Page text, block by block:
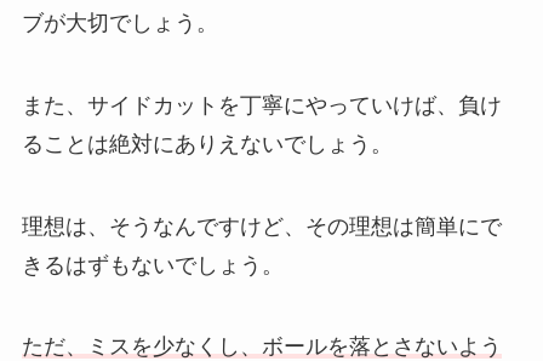
ブが大切でしょう。
また、サイドカットを丁寧にやっていけば、負け
ることは絶対にありえないでしょう。
理想は、そうなんですけど、その理想は簡単にで
きるはずもないでしょう。
ただ、ミスを少なくし、ボールを落とさないよう